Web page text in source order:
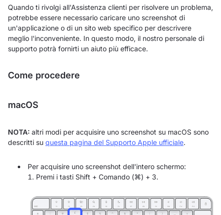
Quando ti rivolgi all'Assistenza clienti per risolvere un problema,
potrebbe essere necessario caricare uno screenshot di
un'applicazione o di un sito web specifico per descrivere
meglio l'inconveniente. In questo modo, il nostro personale di
supporto potrà fornirti un aiuto più efficace.
Come procedere
macOS
NOTA: altri modi per acquisire uno screenshot su macOS sono
descritti su questa pagina del Supporto Apple ufficiale.
Per acquisire uno screenshot dell'intero schermo:
Premi i tasti Shift + Comando (⌘) + 3.